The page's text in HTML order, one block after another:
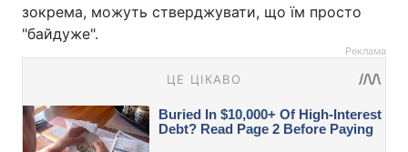
зокрема, можуть стверджувати, що їм просто
"байдуже".
Реклама